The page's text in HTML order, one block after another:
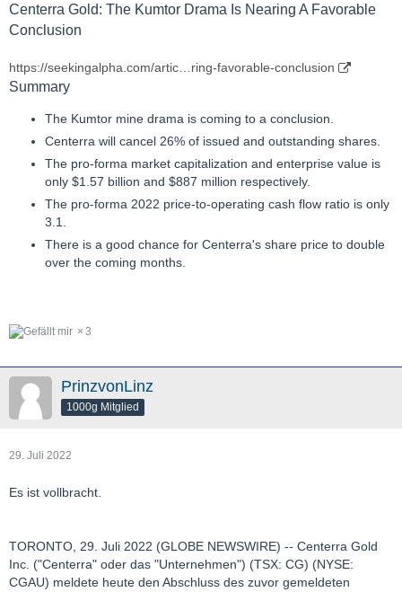
Centerra Gold: The Kumtor Drama Is Nearing A Favorable
Conclusion
https://seekingalpha.com/artic…ring-favorable-conclusion
Summary
The Kumtor mine drama is coming to a conclusion.
Centerra will cancel 26% of issued and outstanding shares.
The pro-forma market capitalization and enterprise value is
only $1.57 billion and $887 million respectively.
The pro-forma 2022 price-to-operating cash flow ratio is only
3.1.
There is a good chance for Centerra's share price to double
over the coming months.
3
PrinzvonLinz
1000g Mitglied
29. Juli 2022
Es ist vollbracht.
TORONTO, 29. Juli 2022 (GLOBE NEWSWIRE) -- Centerra Gold
Inc. ("Centerra" oder das "Unternehmen") (TSX: CG) (NYSE:
CGAU) meldete heute den Abschluss des zuvor gemeldeten